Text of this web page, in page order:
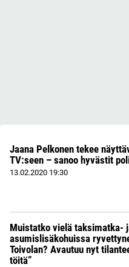
Jaana Pelkonen tekee
TV:seen – sanoo hyvästit
13.02.2020 19:30
Muistatko vielä taksimatka-
asumislisäkohuissa
Toivolan? Avautuu nyt
töitä”